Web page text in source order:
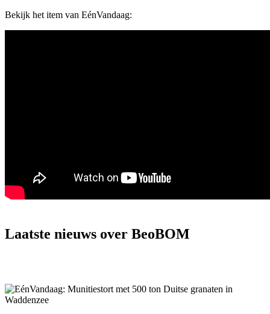
Bekijk het item van EénVandaag:
Laatste nieuws over BeoBOM